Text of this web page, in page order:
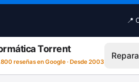
📍
Torrent
reseñas en Google · Desde 2003